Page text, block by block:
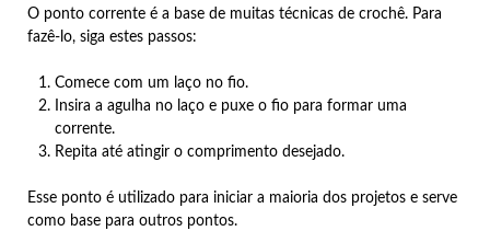
O ponto corrente é a base de muitas técnicas de crochê. Para
fazê-lo, siga estes passos:
Comece com um laço no fio.
Insira a agulha no laço e puxe o fio para formar uma
corrente.
Repita até atingir o comprimento desejado.
Esse ponto é utilizado para iniciar a maioria dos projetos e serve
como base para outros pontos.